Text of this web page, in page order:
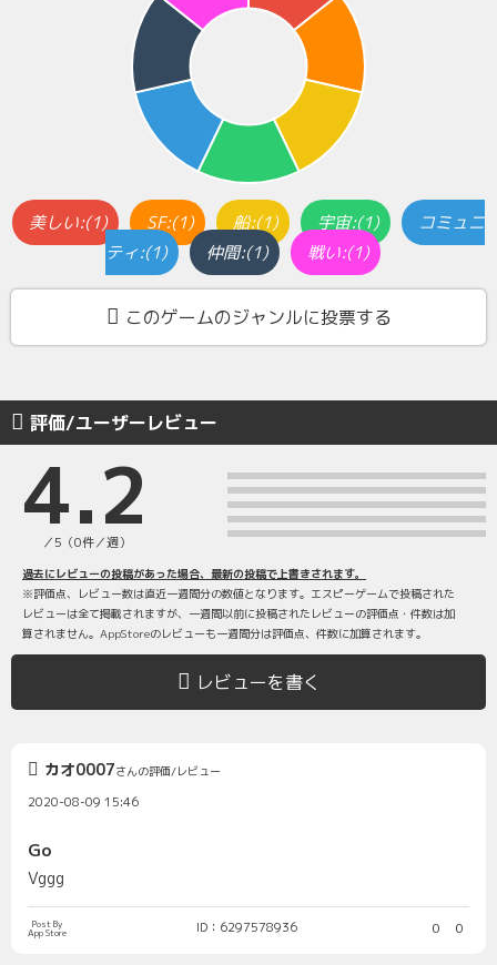
美しい:(1) SF:(1) 船:(1) 宇宙:(1)
コミュニ
ティ:(1)
仲間:(1) 戦い:(1)
このゲームのジャンルに投票する
評価/ユーザーレビュー
4.2
／5（0件／週）
過去にレビューの投稿があった場合、最新の投稿で上書きされます。
※評価点、レビュー数は直近一週間分の数値となります。エスピーゲームで投稿された
レビューは全て掲載されますが、一週間以前に投稿されたレビューの評価点・件数は加
算されません。AppStoreのレビューも一週間分は評価点、件数に加算されます。
レビューを書く
カオ0007さんの評価/レビュー
2020-08-09 15:46
Go
Vggg
Post By
App Store ID：6297578936 0 0